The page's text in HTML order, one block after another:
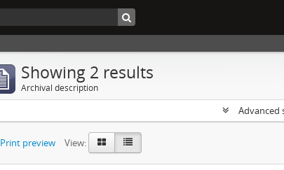
Showing 2 results
Archival description
Advanced
Print preview View: